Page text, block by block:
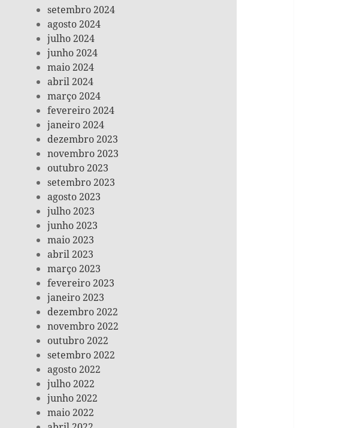
setembro 2024
agosto 2024
julho 2024
junho 2024
maio 2024
abril 2024
março 2024
fevereiro 2024
janeiro 2024
dezembro 2023
novembro 2023
outubro 2023
setembro 2023
agosto 2023
julho 2023
junho 2023
maio 2023
abril 2023
março 2023
fevereiro 2023
janeiro 2023
dezembro 2022
novembro 2022
outubro 2022
setembro 2022
agosto 2022
julho 2022
junho 2022
maio 2022